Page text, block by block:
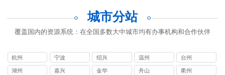
城市分站
覆盖国内的资源系统：在全国多数大中城市均有办事机构和合作伙伴
杭州 宁波 绍兴 温州 台州
湖州 嘉兴 金华 舟山 衢州